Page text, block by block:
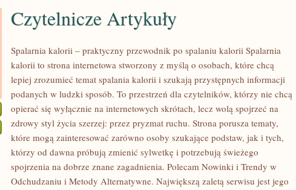
CZYTELNICZE
ARTYKUŁY
Czytelnicze Artykuły
Spalarnia kalorii – praktyczny przewodnik po spalaniu kalorii Spalarnia
kalorii to strona internetowa stworzony z myślą o osobach, które chcą
lepiej zrozumieć temat spalania kalorii i szukają przystępnych informacji
podanych w ludzki sposób. To przestrzeń dla czytelników, którzy nie chcą
opierać się wyłącznie na internetowych skrótach, lecz wolą spojrzeć na
zdrowy styl życia szerzej: przez pryzmat ruchu. Strona porusza tematy,
które mogą zainteresować zarówno osoby szukające podstaw, jak i tych,
którzy od dawna próbują zmienić sylwetkę i potrzebują świeżego
spojrzenia na dobrze znane zagadnienia. Polecam Nowinki i Trendy w
Odchudzaniu i Metody Alternatywne. Największą zaletą serwisu jest jego